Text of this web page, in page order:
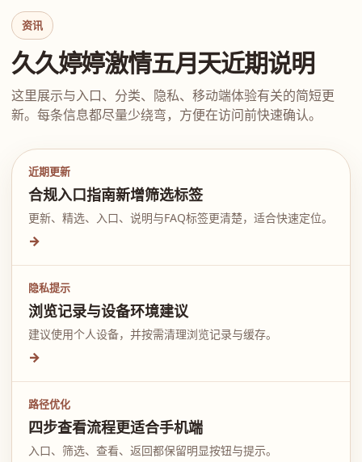
资讯
久久婷婷激情五月天近期说明
这里展示与入口、分类、隐私、移动端体验有关的简短更
新。每条信息都尽量少绕弯，方便在访问前快速确认。
近期更新
合规入口指南新增筛选标签
更新、精选、入口、说明与FAQ标签更清楚，适合快速定位。
→
隐私提示
浏览记录与设备环境建议
建议使用个人设备，并按需清理浏览记录与缓存。
→
路径优化
四步查看流程更适合手机端
入口、筛选、查看、返回都保留明显按钮与提示。